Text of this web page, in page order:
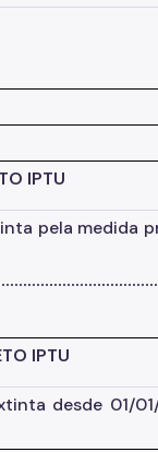
IPTU
pela medida
IPTU
desde 01/